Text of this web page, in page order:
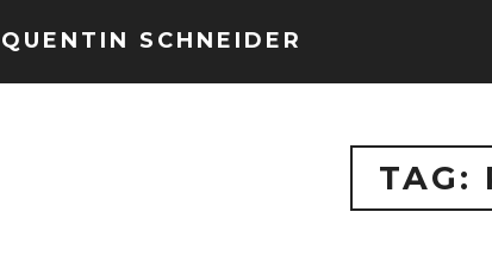
QUENTIN SCHNEIDER
TAG: